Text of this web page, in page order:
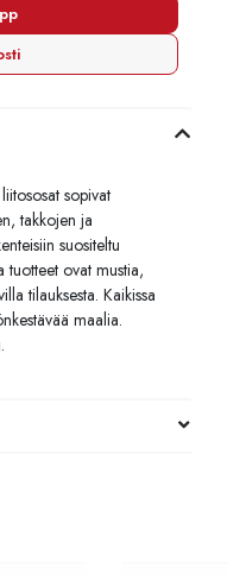
sopivat
takkojen ja
suositeltu
ovat mustia,
tilauksesta. Kaikissa
maalia.